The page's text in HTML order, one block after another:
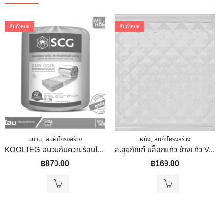
สินค้าหมด
ฉนวน, สินค้าโครงสร้าง
KOOLTEG ฉนวนกันความร้อนโพลีเอสเตอร์ 6 นิ้ว
฿870.00
สินค้าหมด
ผนัง, สินค้าโครงสร้าง
ส.สุขภัณฑ์ บล็อกแก้ว ช้างแก้ว VALUE ลายเพชรจันทรา 190X190X80 MM
฿169.00